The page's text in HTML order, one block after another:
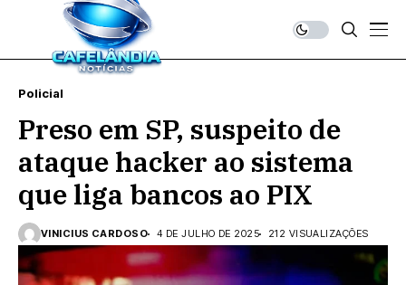
Policial
Preso em SP, suspeito de
ataque hacker ao sistema
que liga bancos ao PIX
VINICIUS CARDOSO 4 DE JULHO DE 2025 212 VISUALIZAÇÕES